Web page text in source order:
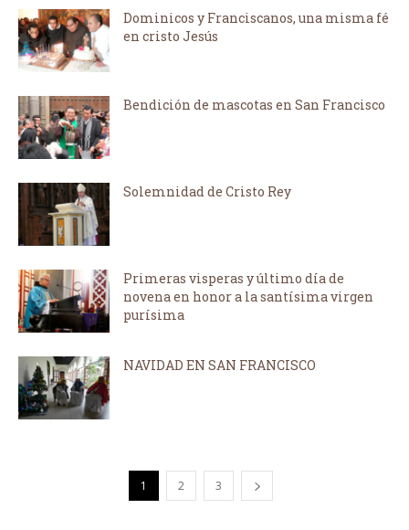
Dominicos y Franciscanos, una misma fé
en cristo Jesús
Bendición de mascotas en San Francisco
Solemnidad de Cristo Rey
Primeras visperas y último día de
novena en honor a la santísima virgen
purísima
NAVIDAD EN SAN FRANCISCO
1 2 3